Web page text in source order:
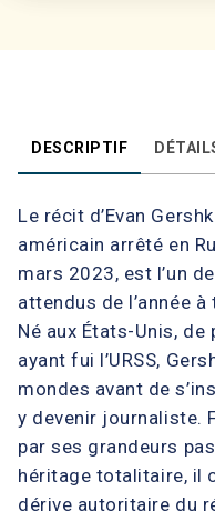
DESCRIPTIF
Le récit d’Evan
américain arrêté en
mars 2023, est l’un
attendus de l’année
Né aux États-Unis,
ayant fui l’URSS,
mondes avant de
y devenir journaliste.
par ses grandeurs
héritage totalitaire, il
dérive autoritaire du